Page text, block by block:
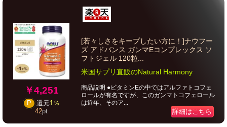
￥4,251
P 還元1％
42pt
[若々しさをキープしたい方に！]ナウフー
ズ アドバンス ガンマEコンプレックス ソ
フトジェル 120粒...
米国サプリ直販のNatural Harmony
商品説明 ●ビタミンEの中ではアルファトコフェ
ロールが有名ですが、このガンマトコフェロール
は近年、そのア...
詳細はこちら